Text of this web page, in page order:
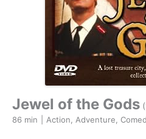
Jewel of the Gods
86 min Action, Adventure,